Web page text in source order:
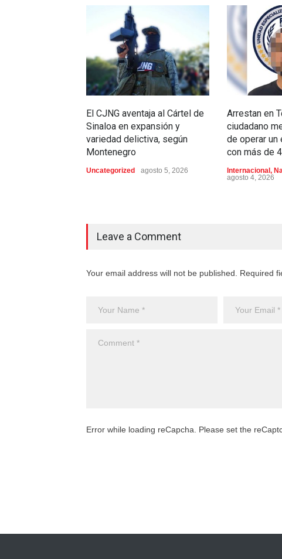
El CJNG aventaja al Cártel de
Sinaloa en expansión y
variedad delictiva, según
Montenegro
Uncategorized agosto 5, 2026
Arrestan en
ciudadano
de operar un
con más de
Internacional ,
agosto 4, 2026
Leave a Comment
Your email address will not be published. Required
Error while loading reCapcha. Please set the